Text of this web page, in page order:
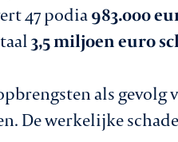
47 podia983.000
3,5 miljoen euro
als
De werkelijke